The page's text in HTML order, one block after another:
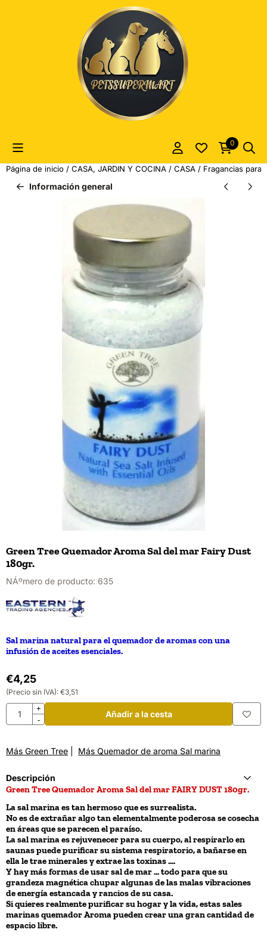
Las preferencias de cookies están actualmente cerradas.
0
Página de inicio / CASA, JARDIN Y COCINA / CASA / Fragancias para
Información general
Green Tree Quemador Aroma Sal del mar Fairy Dust
180gr.
NÁºmero de producto: 635
Sal marina natural para el quemador de aromas con una
infusión de aceites esenciales.
€4,25
(Precio sin IVA): €3,51
Cantidad
+
-
Añadir a la cesta
Más Green Tree Más Quemador de aroma Sal marina
Descripción
Green Tree Quemador Aroma Sal del mar FAIRY DUST 180gr.
La sal marina es tan hermoso que es surrealista.
No es de extrañar algo tan elementalmente poderosa se cosecha
en áreas que se parecen el paraíso.
La sal marina es rejuvenecer para su cuerpo, al respirarlo en
saunas puede purificar su sistema respiratorio, a bañarse en
ella le trae minerales y extrae las toxinas ....
Y hay más formas de usar sal de mar ... todo para que su
grandeza magnética chupar algunas de las malas vibraciones
de energía estancada y rancios de su casa.
Si quieres realmente purificar su hogar y la vida, estas sales
marinas quemador Aroma pueden crear una gran cantidad de
espacio libre.